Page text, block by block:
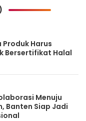
Harus
Bersertifikat Halal
Menuju
Banten Siap Jadi